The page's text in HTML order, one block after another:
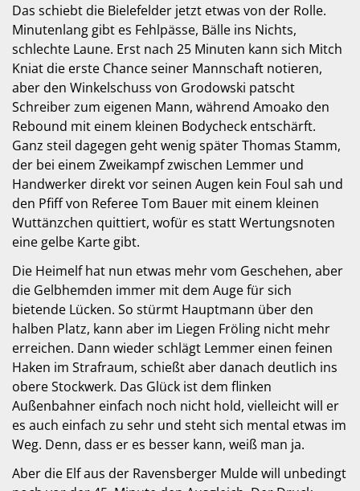
Das schiebt die Bielefelder jetzt etwas von der Rolle.
Minutenlang gibt es Fehlpässe, Bälle ins Nichts,
schlechte Laune. Erst nach 25 Minuten kann sich Mitch
Kniat die erste Chance seiner Mannschaft notieren,
aber den Winkelschuss von Grodowski patscht
Schreiber zum eigenen Mann, während Amoako den
Rebound mit einem kleinen Bodycheck entschärft.
Ganz steil dagegen geht wenig später Thomas Stamm,
der bei einem Zweikampf zwischen Lemmer und
Handwerker direkt vor seinen Augen kein Foul sah und
den Pfiff von Referee Tom Bauer mit einem kleinen
Wuttänzchen quittiert, wofür es statt Wertungsnoten
eine gelbe Karte gibt.
Die Heimelf hat nun etwas mehr vom Geschehen, aber
die Gelbhemden immer mit dem Auge für sich
bietende Lücken. So stürmt Hauptmann über den
halben Platz, kann aber im Liegen Fröling nicht mehr
erreichen. Dann wieder schlägt Lemmer einen feinen
Haken im Strafraum, schießt aber danach deutlich ins
obere Stockwerk. Das Glück ist dem flinken
Außenbahner einfach noch nicht hold, vielleicht will er
es auch einfach zu sehr und steht sich mental etwas im
Weg. Denn, dass er es besser kann, weiß man ja.
Aber die Elf aus der Ravensberger Mulde will unbedingt